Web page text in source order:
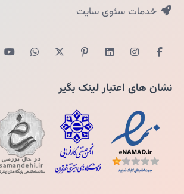
خدمات سئوی سایت
نشان های اعتبار لینک بگیر